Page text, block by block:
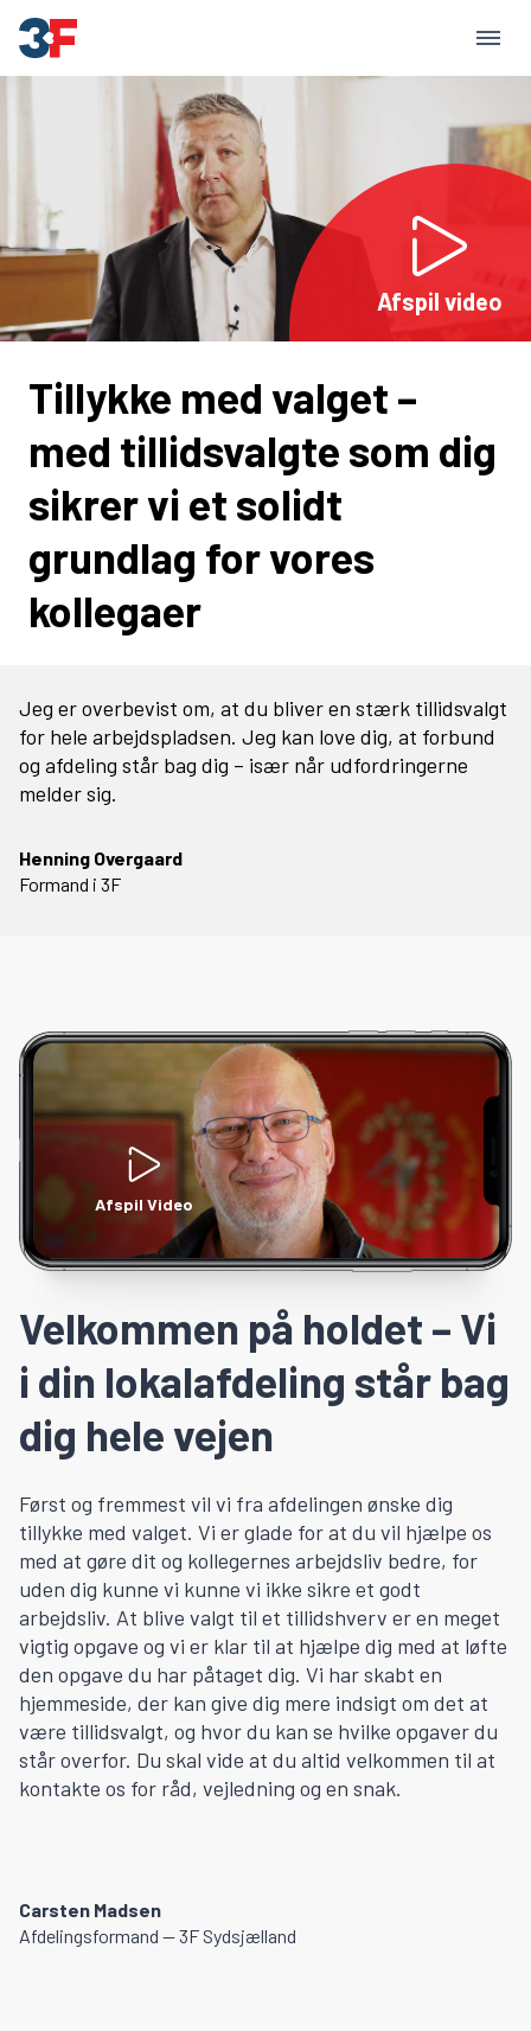
Tillykke med valget –
med tillidsvalgte som dig
sikrer vi et solidt
grundlag for vores
kollegaer
Jeg er overbevist om, at du bliver en stærk tillidsvalgt
for hele arbejdspladsen. Jeg kan love dig, at forbund
og afdeling står bag dig – især når udfordringerne
melder sig.
Henning Overgaard
Formand i 3F
Afspil video
Velkommen på holdet – Vi
i din lokalafdeling står bag
dig hele vejen
Først og fremmest vil vi fra afdelingen ønske dig
tillykke med valget. Vi er glade for at du vil hjælpe os
med at gøre dit og kollegernes arbejdsliv bedre, for
uden dig kunne vi kunne vi ikke sikre et godt
arbejdsliv. At blive valgt til et tillidshverv er en meget
vigtig opgave og vi er klar til at hjælpe dig med at løfte
den opgave du har påtaget dig. Vi har skabt en
hjemmeside, der kan give dig mere indsigt om det at
være tillidsvalgt, og hvor du kan se hvilke opgaver du
står overfor. Du skal vide at du altid velkommen til at
kontakte os for råd, vejledning og en snak.
Carsten Madsen
Afdelingsformand — 3F Sydsjælland
Afspil Video